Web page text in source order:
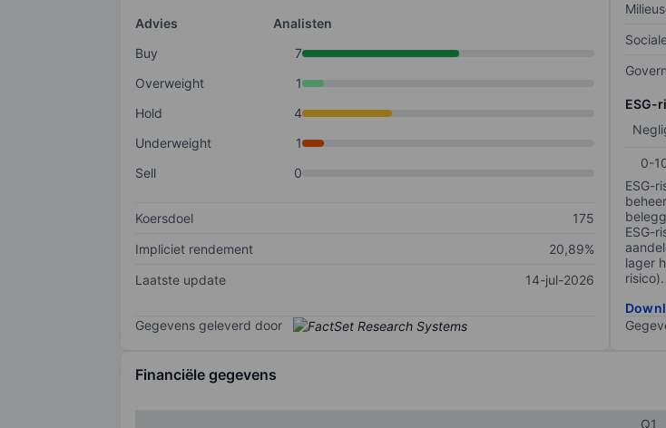
Advies
Analisten
Buy
7
Overweight
1
Hold
4
Underweight
1
Sell
0
Koersdoel
175
Impliciet rendement
20,89%
Laatste update
14-jul-2026
Gegevens geleverd door
ESG-
0-
ESG-
ESG-
lager
risico).
Financiële gegevens
Q1